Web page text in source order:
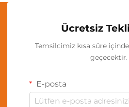
Ücretsiz
Temsilcimiz kısa süre
geçecektir.
E-posta